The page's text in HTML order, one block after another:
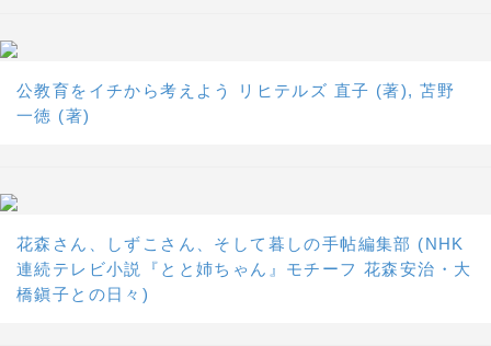
公教育をイチから考えよう リヒテルズ 直子 (著), 苫野
一徳 (著)
花森さん、しずこさん、そして暮しの手帖編集部 (NHK
連続テレビ小説『とと姉ちゃん』モチーフ 花森安治・大
橋鎭子との日々)